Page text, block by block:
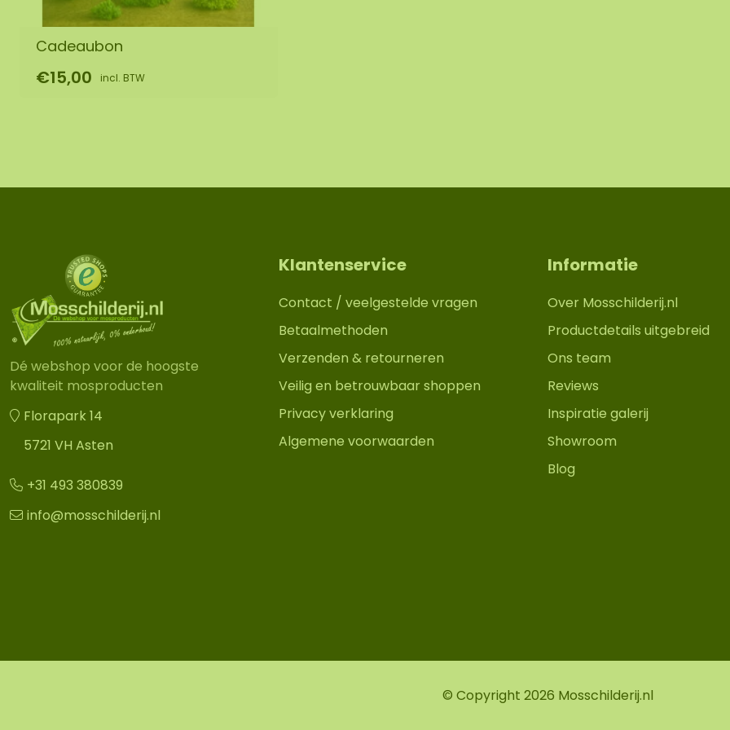
Cadeaubon
€15,00 incl. BTW
Dé webshop voor de hoogste
kwaliteit mosproducten
Florapark 14
5721 VH Asten
+31 493 380839
info@mosschilderij.nl
Klantenservice
Contact / veelgestelde vragen
Betaalmethoden
Verzenden & retourneren
Veilig en betrouwbaar shoppen
Privacy verklaring
Algemene voorwaarden
Informatie
Over Mosschilderij.nl
Productdetails uitgebreid
Ons team
Reviews
Inspiratie galerij
Showroom
Blog
© Copyright 2026 Mosschilderij.nl